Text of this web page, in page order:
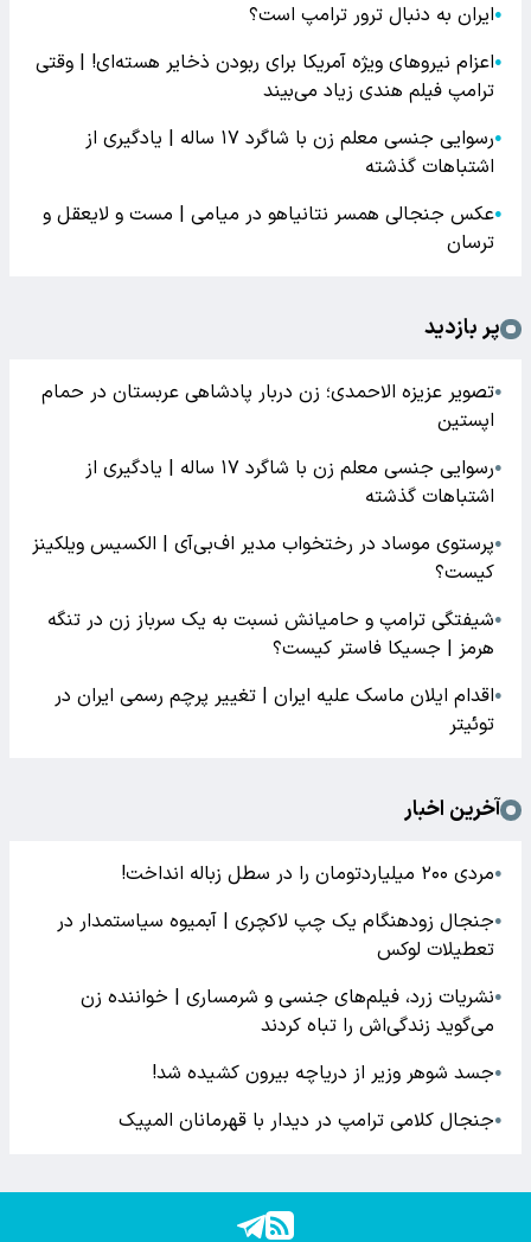
●ایران به دنبال ترور ترامپ است؟
●اعزام نیروهای ویژه آمریکا برای ربودن ذخایر هسته‌ای! | وقتی
ترامپ فیلم هندی زیاد می‌بیند
●
رسوایی جنسی معلم زن با شاگرد ۱۷ ساله | یادگیری از
اشتباهات گذشته
●عکس جنجالی همسر نتانیاهو در میامی | مست و لایعقل و
ترسان
پر بازدید
●تصویر عزیزه الاحمدی؛ زن دربار پادشاهی عربستان در حمام
اپستین
●
رسوایی جنسی معلم زن با شاگرد ۱۷ ساله | یادگیری از
اشتباهات گذشته
●پرستوی موساد در رختخواب مدیر اف‌بی‌آی | الکسیس ویلکینز
کیست؟
●شیفتگی ترامپ و حامیانش نسبت به یک سرباز زن در تنگه
هرمز | جسیکا فاستر کیست؟
●اقدام ایلان ماسک علیه ایران | تغییر پرچم رسمی ایران در
توئیتر
آخرین اخبار
●مردی ۲۰۰ میلیاردتومان را در سطل زباله انداخت!
●جنجال زودهنگام یک چپ لاکچری | آبمیوه سیاستمدار در
تعطیلات لوکس
●نشریات زرد، فیلم‌های جنسی و شرمساری | خواننده زن
می‌گوید زندگی‌اش را تباه کردند
●جسد شوهر وزیر از دریاچه بیرون کشیده شد!
●جنجال کلامی ترامپ در دیدار با قهرمانان المپیک